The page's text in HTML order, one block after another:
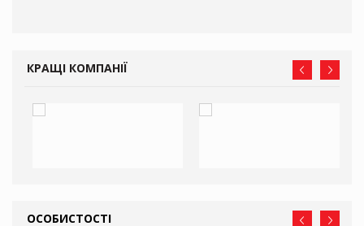
КРАЩІ КОМПАНІЇ
ОСОБИСТОСТІ